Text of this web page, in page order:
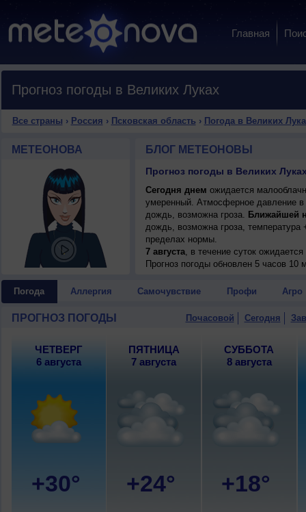
Главная
Прогноз погоды в Великих Луках
Все страны › Россия › Псковская область › Погода в Великих
МЕТЕОНОВА БЛОГ МЕТЕОНОВЫ
Прогноз погоды в Великих
Сегодня днем ожидается
умеренный. Атмосферное давление
дождь, возможна гроза. Ближайшей
дождь, возможна гроза,
пределах нормы.
7 августа, в течение суток
возможна гроза; ночью +18..20°,
днем +17..19°, ветер западный,
+22..24°, ветер северо-западный,
10 августа, ожидается малооблачная
Прогноз погоды обновлен 5 часов 10
Погода Аллергия Самочувствие Профи Агро
ПРОГНОЗ ПОГОДЫ Почасовой Сегодня
ЧЕТВЕРГ
6 августа
+30°
ПЯТНИЦА
7 августа
+24°
СУББОТА
8 августа
+18°